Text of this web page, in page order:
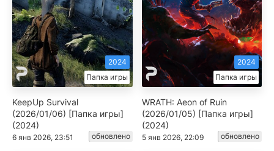
Папка игры
2024
KeepUp Survival
(2026/01/06) [Папка игры]
(2024)
6 янв 2026, 23:51 обновлено
Папка игры
2024
WRATH: Aeon of Ruin
(2026/01/05) [Папка игры]
(2024)
5 янв 2026, 22:09 обновлено